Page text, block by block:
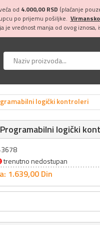
od 4.000,00 RSD (plaćanje
po prijemu pošiljke.
je vrednost manja od ovog
logički kontroleri
logički
trenutno nedostupan
1.639,00 Din